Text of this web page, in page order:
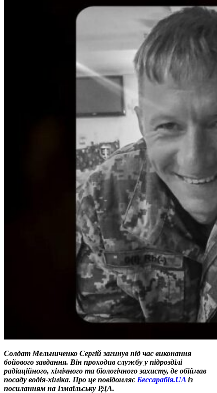
Солдат Мельниченко Сергій загинув під час виконання
бойового завдання. Він проходив службу у підрозділі
радіаційного, хімічного та біологічного захисту, де обіймав
посаду водія-хіміка. Про це повідомляє Бессарабія.UA із
посиланням на Ізмаїльську РДА.